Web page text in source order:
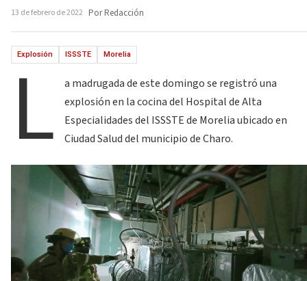
13 de febrero de 2022 Por Redacción
Explosión ISSSTE Morelia
L
a madrugada de este domingo se registró una
explosión en la cocina del Hospital de Alta
Especialidades del ISSSTE de Morelia ubicado en
Ciudad Salud del municipio de Charo.